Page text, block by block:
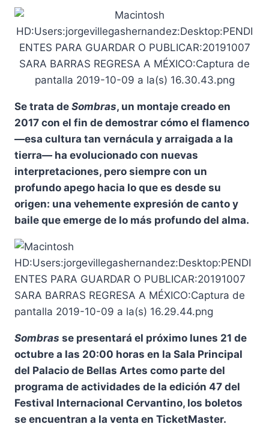
Se trata de Sombras, un montaje creado en
2017 con el fin de demostrar cómo el flamenco
—esa cultura tan vernácula y arraigada a la
tierra— ha evolucionado con nuevas
interpretaciones, pero siempre con un
profundo apego hacia lo que es desde su
origen: una vehemente expresión de canto y
baile que emerge de lo más profundo del alma.
Sombras se presentará el próximo lunes 21 de
octubre a las 20:00 horas en la Sala Principal
del Palacio de Bellas Artes como parte del
programa de actividades de la edición 47 del
Festival Internacional Cervantino, los boletos
se encuentran a la venta en TicketMaster.